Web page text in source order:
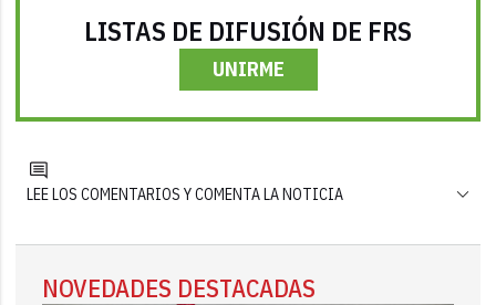
LISTAS DE DIFUSIÓN DE FRS
UNIRME
LEE LOS COMENTARIOS Y COMENTA LA NOTICIA
NOVEDADES DESTACADAS